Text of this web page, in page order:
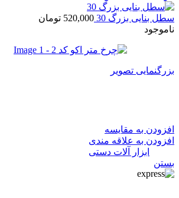
سطل بنایی بزرگ 30 520,000 تومان
ناموجود
بزرگنمایی تصویر
افزودن به مقایسه
افزودن به علاقه مندی
ابزار آلات دستی
بستن